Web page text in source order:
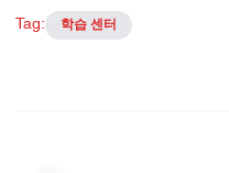
Tag: 학습 센터